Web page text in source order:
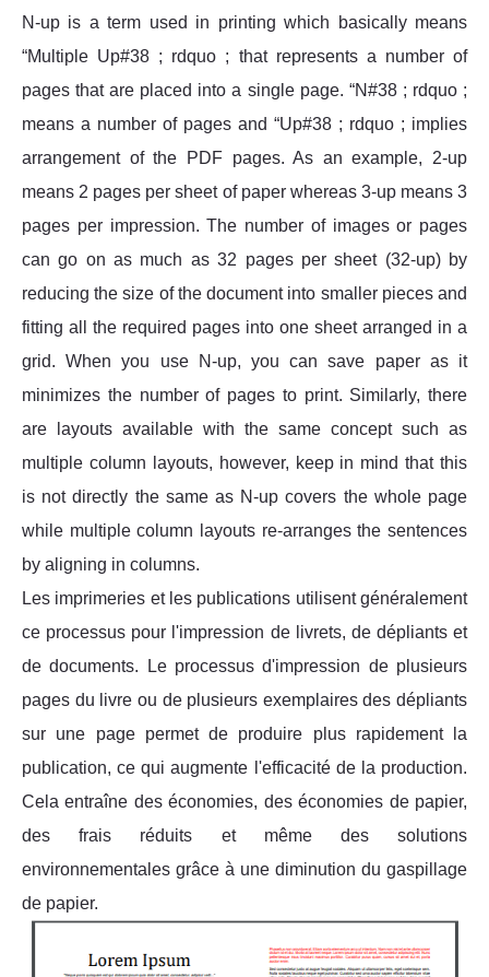
N-up is a term used in printing which basically means
“Multiple Up#38 ; rdquo ; that represents a number of
pages that are placed into a single page. “N#38 ; rdquo ;
means a number of pages and “Up#38 ; rdquo ; implies
arrangement of the PDF pages. As an example, 2-up
means 2 pages per sheet of paper whereas 3-up means 3
pages per impression. The number of images or pages
can go on as much as 32 pages per sheet (32-up) by
reducing the size of the document into smaller pieces and
fitting all the required pages into one sheet arranged in a
grid. When you use N-up, you can save paper as it
minimizes the number of pages to print. Similarly, there
are layouts available with the same concept such as
multiple column layouts, however, keep in mind that this
is not directly the same as N-up covers the whole page
while multiple column layouts re-arranges the sentences
by aligning in columns.
Les imprimeries et les publications utilisent généralement
ce processus pour l'impression de livrets, de dépliants et
de documents. Le processus d'impression de plusieurs
pages du livre ou de plusieurs exemplaires des dépliants
sur une page permet de produire plus rapidement la
publication, ce qui augmente l'efficacité de la production.
Cela entraîne des économies, des économies de papier,
des frais réduits et même des solutions
environnementales grâce à une diminution du gaspillage
de papier.